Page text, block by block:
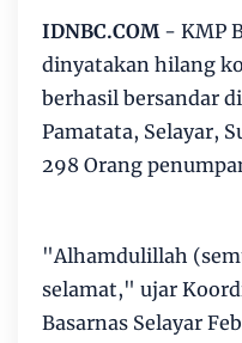
IDNBC.COM- KMP
dinyatakan hilang
berhasil bersandar
Pamatata, Selayar,
298 Orang
"Alhamdulillah
selamat," ujar
Basarnas Selayar